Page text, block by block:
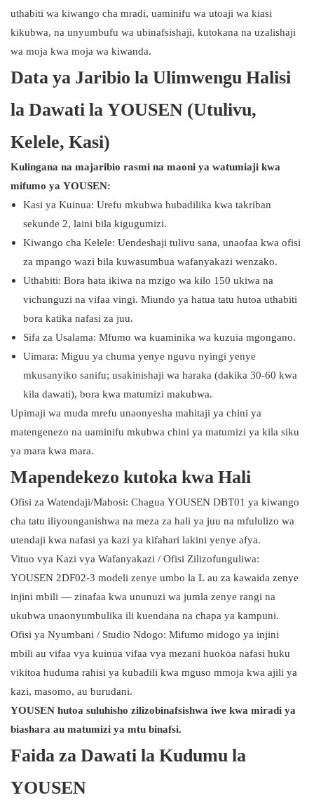
uthabiti wa kiwango cha mradi, uaminifu wa utoaji wa kiasi
kikubwa, na unyumbufu wa ubinafsishaji, kutokana na uzalishaji
wa moja kwa moja wa kiwanda.
Data ya Jaribio la Ulimwengu Halisi
la Dawati la YOUSEN (Utulivu,
Kelele, Kasi)
Kulingana na majaribio rasmi na maoni ya watumiaji kwa
mifumo ya YOUSEN:
Kasi ya Kuinua: Urefu mkubwa hubadilika kwa takriban
sekunde 2, laini bila kigugumizi.
Kiwango cha Kelele: Uendeshaji tulivu sana, unaofaa kwa ofisi
za mpango wazi bila kuwasumbua wafanyakazi wenzako.
Uthabiti: Bora hata ikiwa na mzigo wa kilo 150 ukiwa na
vichunguzi na vifaa vingi. Miundo ya hatua tatu hutoa uthabiti
bora katika nafasi za juu.
Sifa za Usalama: Mfumo wa kuaminika wa kuzuia mgongano.
Uimara: Miguu ya chuma yenye nguvu nyingi yenye
mkusanyiko sanifu; usakinishaji wa haraka (dakika 30-60 kwa
kila dawati), bora kwa matumizi makubwa.
Upimaji wa muda mrefu unaonyesha mahitaji ya chini ya
matengenezo na uaminifu mkubwa chini ya matumizi ya kila siku
ya mara kwa mara.
Mapendekezo kutoka kwa Hali
Ofisi za Watendaji/Mabosi: Chagua YOUSEN DBT01 ya kiwango
cha tatu iliyounganishwa na meza za hali ya juu na mfululizo wa
utendaji kwa nafasi ya kazi ya kifahari lakini yenye afya.
Vituo vya Kazi vya Wafanyakazi / Ofisi Zilizofunguliwa:
YOUSEN 2DF02-3 modeli zenye umbo la L au za kawaida zenye
injini mbili — zinafaa kwa ununuzi wa jumla zenye rangi na
ukubwa unaonyumbulika ili kuendana na chapa ya kampuni.
Ofisi ya Nyumbani / Studio Ndogo: Mifumo midogo ya injini
mbili au vifaa vya kuinua vifaa vya mezani huokoa nafasi huku
vikitoa huduma rahisi ya kubadili kwa mguso mmoja kwa ajili ya
kazi, masomo, au burudani.
YOUSEN hutoa suluhisho zilizobinafsishwa iwe kwa miradi ya
biashara au matumizi ya mtu binafsi.
Faida za Dawati la Kudumu la
YOUSEN